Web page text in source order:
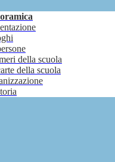
della scuola
della scuola